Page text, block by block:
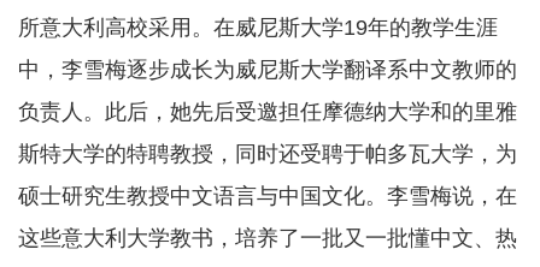
所意大利高校采用。在威尼斯大学19年的教学生涯
中，李雪梅逐步成长为威尼斯大学翻译系中文教师的
负责人。此后，她先后受邀担任摩德纳大学和的里雅
斯特大学的特聘教授，同时还受聘于帕多瓦大学，为
硕士研究生教授中文语言与中国文化。李雪梅说，在
这些意大利大学教书，培养了一批又一批懂中文、热